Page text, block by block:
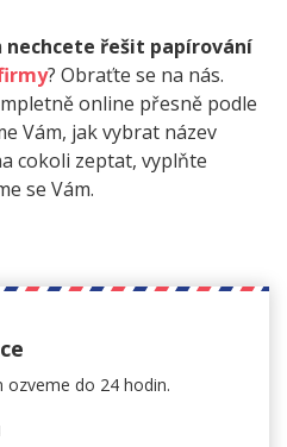
nechcete řešit papírování
? Obraťte se na nás.
online přesně podle
Vám, jak vybrat název
cokoli zeptat, vyplňte
se Vám.
ozveme do 24 hodin.